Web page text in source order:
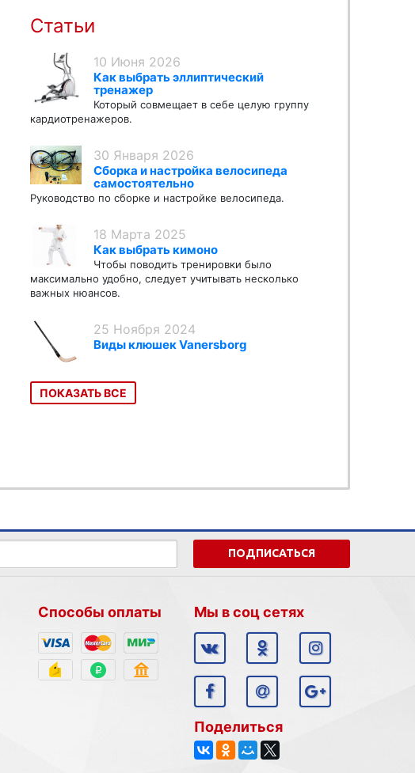
Статьи
10 Июня 2026
Как выбрать эллиптический
тренажер
Который совмещает в себе целую группу
кардиотренажеров.
30 Января 2026
Сборка и настройка велосипеда
самостоятельно
Руководство по сборке и настройке велосипеда.
18 Марта 2025
Как выбрать кимоно
Чтобы поводить тренировки было
максимально удобно, следует учитывать несколько
важных нюансов.
25 Ноября 2024
Виды клюшек Vanersborg
ПОКАЗАТЬ ВСЕ
ПОДПИСАТЬСЯ
Способы оплаты Мы в соц сетях
Поделиться